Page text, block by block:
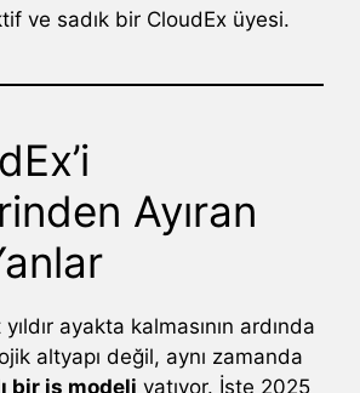
ve sadık bir CloudEx üyesi.
Ayıran
ayakta kalmasının ardında
altyapı değil, aynı zamanda
bir iş modeli yatıyor. İşte 2025